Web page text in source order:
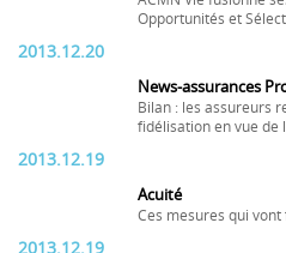
Opportunités et
2013.12.20
News-assurances
Bilan : les assureurs
fidélisation en vue de
2013.12.19
Acuité
Ces mesures qui
2013.12.19